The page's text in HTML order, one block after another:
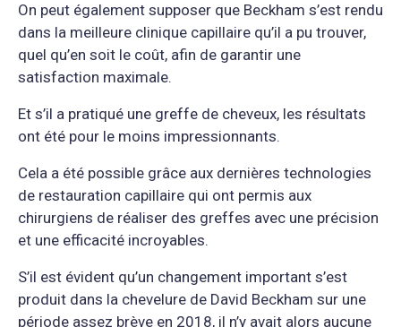
On peut également supposer que Beckham s’est rendu
dans la meilleure clinique capillaire qu’il a pu trouver,
quel qu’en soit le coût, afin de garantir une
satisfaction maximale.
Et s’il a pratiqué une greffe de cheveux, les résultats
ont été pour le moins impressionnants.
Cela a été possible grâce aux dernières technologies
de restauration capillaire qui ont permis aux
chirurgiens de réaliser des greffes avec une précision
et une efficacité incroyables.
S’il est évident qu’un changement important s’est
produit dans la chevelure de David Beckham sur une
période assez brève en 2018, il n’y avait alors aucune